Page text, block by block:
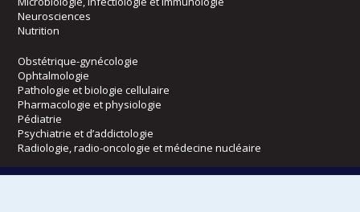
Neurosciences
Nutrition
Obstétrique-gynécologie
Ophtalmologie
Pathologie et biologie cellulaire
Pharmacologie et physiologie
Pédiatrie
Psychiatrie et d’addictologie
Radiologie, radio-oncologie et médecine nucléaire